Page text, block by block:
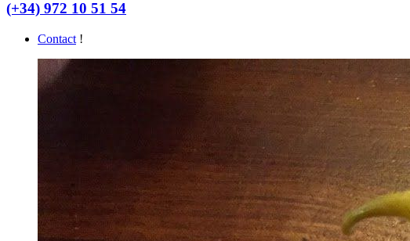
(+34) 972 10 51 54
Contact !